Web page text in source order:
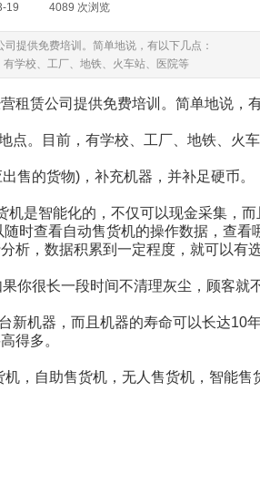
19 4089 次浏览
提供免费培训。简单地说，有以下几点：
学校、工厂、地铁、火车站、医院等
租赁公司提供免费培训。简单地说，
点。目前，有学校、工厂、地铁、火车
售的货物)，补充机器，并补足硬币。
机是智能化的，不仅可以现金采集，
时查看自动售货机的操作数据，查
析，数据积累到一定程度，就可以有
你很长一段时间不清理灰尘，顾客就
新机器，而且机器的寿命可以长达10
得多。